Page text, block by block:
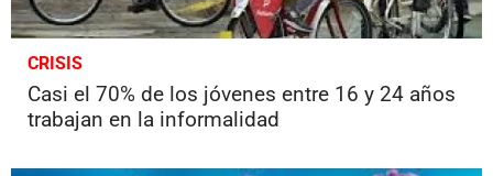
CRISIS
Casi el 70% de los jóvenes entre 16 y 24 años
trabajan en la informalidad